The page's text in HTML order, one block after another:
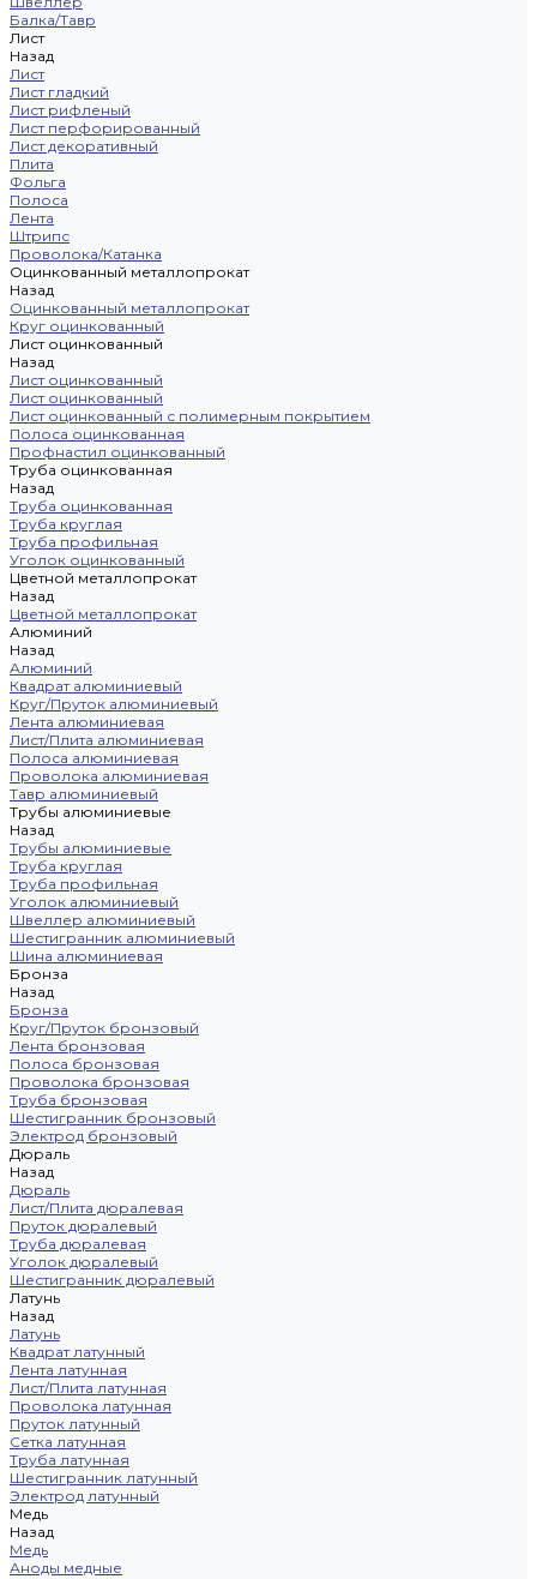
Балка/Тавр
Лист
Назад
Лист
Лист гладкий
Лист рифленый
Лист перфорированный
Лист декоративный
Плита
Фольга
Полоса
Лента
Штрипс
Проволока/Катанка
Оцинкованный металлопрокат
Назад
Оцинкованный металлопрокат
Круг оцинкованный
Лист оцинкованный
Назад
Лист оцинкованный
Лист оцинкованный
Лист оцинкованный с полимерным покрытием
Полоса оцинкованная
Профнастил оцинкованный
Труба оцинкованная
Назад
Труба оцинкованная
Труба круглая
Труба профильная
Уголок оцинкованный
Цветной металлопрокат
Назад
Цветной металлопрокат
Алюминий
Назад
Алюминий
Квадрат алюминиевый
Круг/Пруток алюминиевый
Лента алюминиевая
Лист/Плита алюминиевая
Полоса алюминиевая
Проволока алюминиевая
Тавр алюминиевый
Трубы алюминиевые
Назад
Трубы алюминиевые
Труба круглая
Труба профильная
Уголок алюминиевый
Швеллер алюминиевый
Шестигранник алюминиевый
Шина алюминиевая
Бронза
Назад
Бронза
Круг/Пруток бронзовый
Лента бронзовая
Полоса бронзовая
Проволока бронзовая
Труба бронзовая
Шестигранник бронзовый
Электрод бронзовый
Дюраль
Назад
Дюраль
Лист/Плита дюралевая
Пруток дюралевый
Труба дюралевая
Уголок дюралевый
Шестигранник дюралевый
Латунь
Назад
Латунь
Квадрат латунный
Лента латунная
Лист/Плита латунная
Проволока латунная
Пруток латунный
Сетка латунная
Труба латунная
Шестигранник латунный
Электрод латунный
Медь
Назад
Медь
Аноды медные